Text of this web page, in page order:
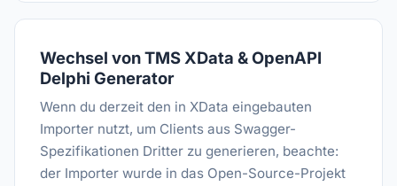
Wechsel von TMS XData & OpenAPI
Delphi Generator
Wenn du derzeit den in XData eingebauten
Importer nutzt, um Clients aus Swagger-
Spezifikationen Dritter zu generieren, beachte:
der Importer wurde in das Open-Source-Projekt